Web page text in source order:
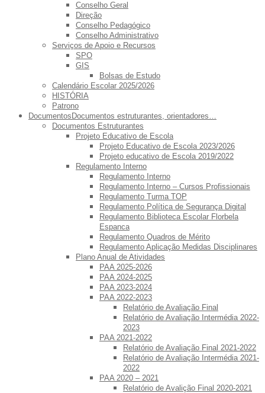
Conselho Geral
Direção
Conselho Pedagógico
Conselho Administrativo
Serviços de Apoio e Recursos
SPO
GIS
Bolsas de Estudo
Calendário Escolar 2025/2026
HISTÓRIA
Patrono
Documentos Documentos estruturantes, orientadores…
Documentos Estruturantes
Projeto Educativo de Escola
Projeto Educativo de Escola 2023/2026
Projeto educativo de Escola 2019/2022
Regulamento Interno
Regulamento Interno
Regulamento Interno – Cursos Profissionais
Regulamento Turma TOP
Regulamento Política de Segurança Digital
Regulamento Biblioteca Escolar Florbela
Espanca
Regulamento Quadros de Mérito
Regulamento Aplicação Medidas Disciplinares
Plano Anual de Atividades
PAA 2025-2026
PAA 2024-2025
PAA 2023-2024
PAA 2022-2023
Relatório de Avaliação Final
Relatório de Avaliação Intermédia 2022-
2023
PAA 2021-2022
Relatório de Avaliação Final 2021-2022
Relatório de Avaliação Intermédia 2021-
2022
PAA 2020 – 2021
Relatório de Avalição Final 2020-2021